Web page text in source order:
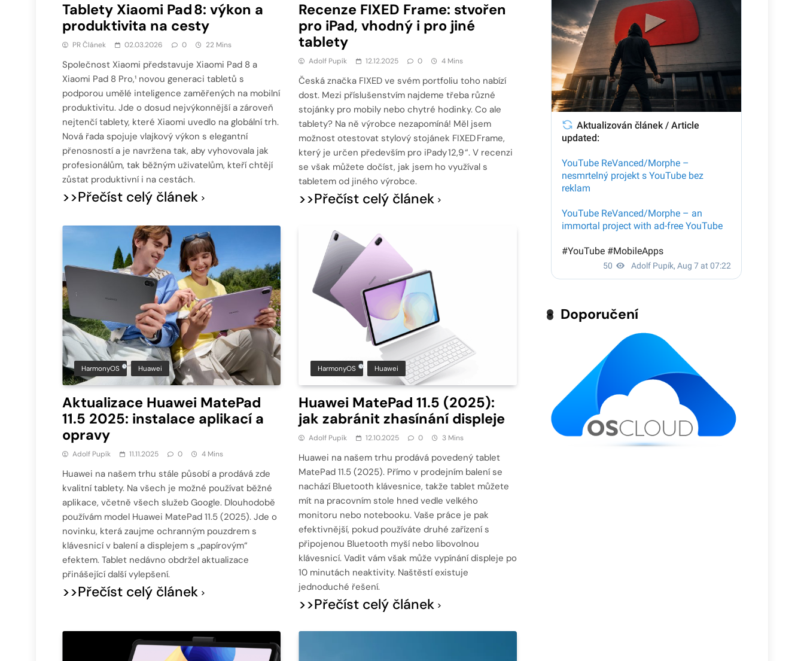
Tablety Xiaomi Pad 8: výkon a
produktivita na cesty
PR Článek 02.03.2026 0 22 Mins
Společnost Xiaomi představuje Xiaomi Pad 8 a
Xiaomi Pad 8 Pro,¹ novou generaci tabletů s
podporou umělé inteligence zaměřených na mobilní
produktivitu. Jde o dosud nejvýkonnější a zároveň
nejtenčí tablety, které Xiaomi uvedlo na globální trh.
Nová řada spojuje vlajkový výkon s elegantní
přenosností a je navržena tak, aby vyhovovala jak
profesionálům, tak běžným uživatelům, kteří chtějí
zůstat produktivní i na cestách.
>>Přečíst celý článek
Recenze FIXED Frame: stvořen
pro iPad, vhodný i pro jiné
tablety
Adolf Pupík 12.12.2025 0 4 Mins
Česká značka FIXED ve svém portfoliu toho nabízí
dost. Mezi příslušenstvím najdeme třeba různé
stojánky pro mobily nebo chytré hodinky. Co ale
tablety? Na ně výrobce nezapomíná! Měl jsem
možnost otestovat stylový stojánek FIXED Frame,
který je určen především pro iPady 12,9 “. V recenzi
se však můžete dočíst, jak jsem ho využíval s
tabletem od jiného výrobce.
>>Přečíst celý článek
HarmonyOS Huawei
Aktualizace Huawei MatePad
11.5 2025: instalace aplikací a
opravy
Adolf Pupík 11.11.2025 0 4 Mins
Huawei na našem trhu stále působí a prodává zde
kvalitní tablety. Na všech je možné používat běžné
aplikace, včetně všech služeb Google. Dlouhodobě
používám model Huawei MatePad 11.5 (2025). Jde o
novinku, která zaujme ochranným pouzdrem s
klávesnicí v balení a displejem s „papírovým“
efektem. Tablet nedávno obdržel aktualizace
přinášející další vylepšení.
>>Přečíst celý článek
HarmonyOS Huawei
Huawei MatePad 11.5 (2025):
jak zabránit zhasínání displeje
Adolf Pupík 12.10.2025 0 3 Mins
Huawei na našem trhu prodává povedený tablet
MatePad 11.5 (2025). Přímo v prodejním balení se
nachází Bluetooth klávesnice, takže tablet můžete
mít na pracovním stole hned vedle velkého
monitoru nebo notebooku. Vaše práce je pak
efektivnější, pokud používáte druhé zařízení s
připojenou Bluetooth myší nebo libovolnou
klávesnicí. Vadit vám však může vypínání displeje po
10 minutách neaktivity. Naštěstí existuje
jednoduché řešení.
>>Přečíst celý článek
Doporučení